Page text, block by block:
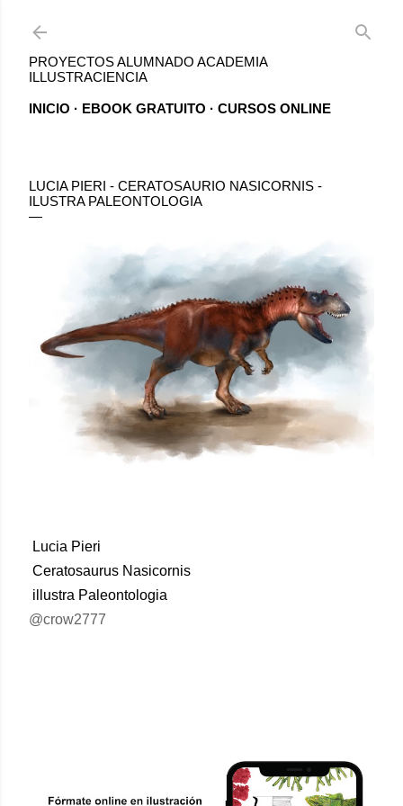
PROYECTOS ALUMNADO ACADEMIA
ILLUSTRACIENCIA
INICIO EBOOK GRATUITO CURSOS ONLINE
LUCIA PIERI - CERATOSAURIO NASICORNIS -
ILUSTRA PALEONTOLOGIA
Lucia Pieri
Ceratosaurus Nasicornis
illustra Paleontologia
@crow2777